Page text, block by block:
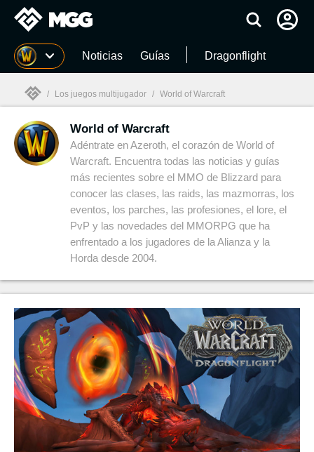
MGG Noticias Guías Dragonflight
MGG
/ Los juegos multijugador / World of Warcraft
World of Warcraft
Adéntrate en Azeroth, el corazón de World of
Warcraft. Encuentra todas las noticias y guías
más recientes sobre el MMO de Blizzard para
conocer las clases, las raids, las mazmorras, los
eventos, los parches, las profesiones, el lore, el
PvP y las novedades del MMORPG que ha
enfrentado a los jugadores de la Alianza y la
Horda desde 2004.